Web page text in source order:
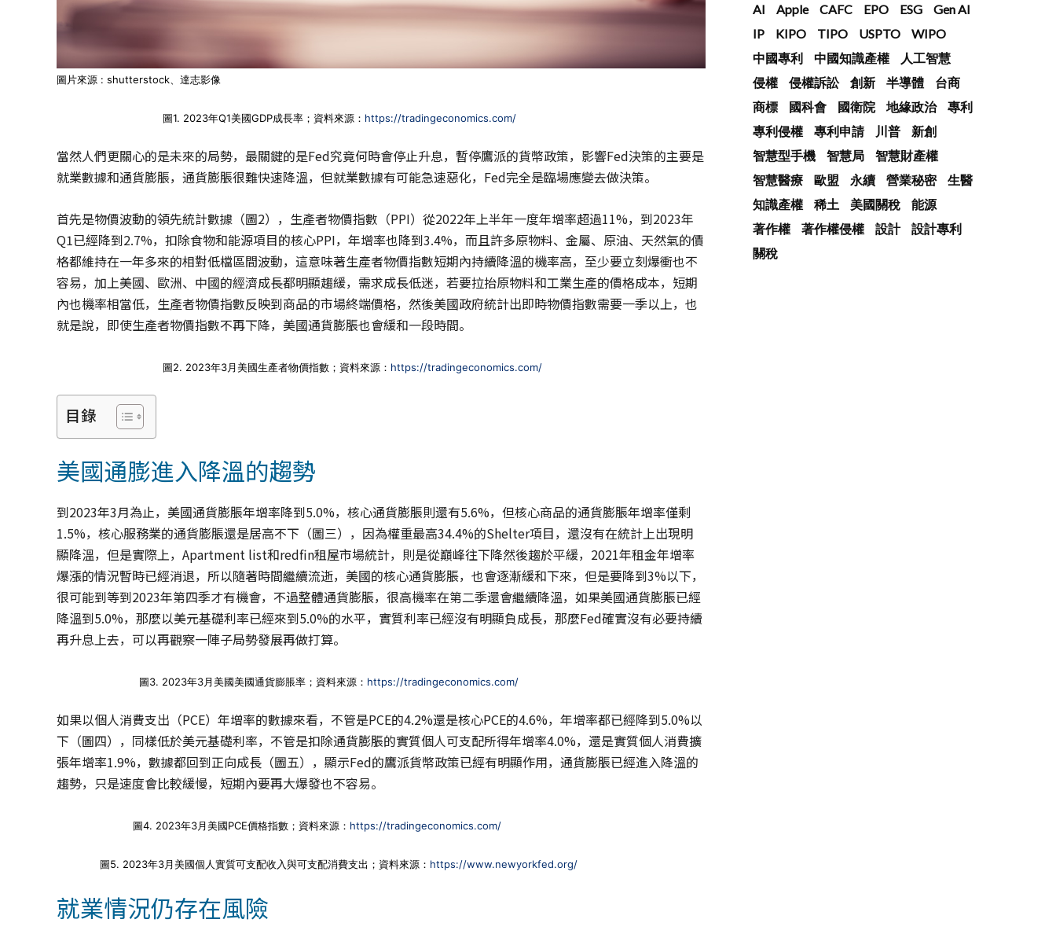
圖片來源 : shutterstock、達志影像
圖1. 2023年Q1美國GDP成長率；資料來源： https://tradingeconomics.com/
當然人們更關心的是未來的局勢，最關鍵的是Fed究竟何時會停止升息，暫停鷹派的貨幣政策，影響Fed決策的主要是
就業數據和通貨膨脹，通貨膨脹很難快速降溫，但就業數據有可能急速惡化，Fed完全是臨場應變去做決策。
首先是物價波動的領先統計數據（圖2），生產者物價指數（PPI）從2022年上半年一度年增率超過11%，到2023年
Q1已經降到2.7%，扣除食物和能源項目的核心PPI，年增率也降到3.4%，而且許多原物料、金屬、原油、天然氣的價
格都維持在一年多來的相對低檔區間波動，這意味著生產者物價指數短期內持續降溫的機率高，至少要立刻爆衝也不
容易，加上美國、歐洲、中國的經濟成長都明顯趨緩，需求成長低迷，若要拉抬原物料和工業生產的價格成本，短期
內也機率相當低，生產者物價指數反映到商品的市場終端價格，然後美國政府統計出即時物價指數需要一季以上，也
就是說，即使生產者物價指數不再下降，美國通貨膨脹也會緩和一段時間。
圖2. 2023年3月美國生產者物價指數；資料來源： https://tradingeconomics.com/
目錄
美國通膨進入降溫的趨勢
到2023年3月為止，美國通貨膨脹年增率降到5.0%，核心通貨膨脹則還有5.6%，但核心商品的通貨膨脹年增率僅剩
1.5%，核心服務業的通貨膨脹還是居高不下（圖三），因為權重最高34.4%的Shelter項目，還沒有在統計上出現明
顯降溫，但是實際上，Apartment list和redfin租屋市場統計，則是從巔峰往下降然後趨於平緩，2021年租金年增率
爆漲的情況暫時已經消退，所以隨著時間繼續流逝，美國的核心通貨膨脹，也會逐漸緩和下來，但是要降到3%以下，
很可能到等到2023年第四季才有機會，不過整體通貨膨脹，很高機率在第二季還會繼續降溫，如果美國通貨膨脹已經
降溫到5.0%，那麼以美元基礎利率已經來到5.0%的水平，實質利率已經沒有明顯負成長，那麼Fed確實沒有必要持續
再升息上去，可以再觀察一陣子局勢發展再做打算。
圖3. 2023年3月美國美國通貨膨脹率；資料來源： https://tradingeconomics.com/
如果以個人消費支出（PCE）年增率的數據來看，不管是PCE的4.2%還是核心PCE的4.6%，年增率都已經降到5.0%以
下（圖四），同樣低於美元基礎利率，不管是扣除通貨膨脹的實質個人可支配所得年增率4.0%，還是實質個人消費擴
張年增率1.9%，數據都回到正向成長（圖五），顯示Fed的鷹派貨幣政策已經有明顯作用，通貨膨脹已經進入降溫的
趨勢，只是速度會比較緩慢，短期內要再大爆發也不容易。
圖4. 2023年3月美國PCE價格指數；資料來源： https://tradingeconomics.com/
圖5. 2023年3月美國個人實質可支配收入與可支配消費支出；資料來源： https://www.newyorkfed.org/
就業情況仍存在風險
AI Apple CAFC EPO ESG
Gen AI
IP
KIPO TIPO USPTO
WIPO
中國專利
中國知識產權
人工智慧
侵權
侵權訴訟 創新 半導體
台商
商標
國科會 國衛院 地緣政治
專利
專利侵權
專利申請 川普
新創
智慧型手機
智慧局
智慧財產權
智慧醫療
歐盟 永續 營業秘密
生醫
知識產權
稀土 美國關稅
能源
著作權
著作權侵權 設計
設計專利
關稅